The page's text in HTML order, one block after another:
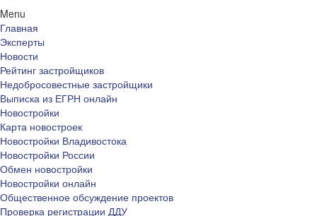
Menu
Главная
Эксперты
Новости
Рейтинг застройщиков
Недобросовестные застройщики
Выписка из ЕГРН онлайн
Новостройки
Карта новостроек
Новостройки Владивостока
Новостройки России
Обмен новостройки
Новостройки онлайн
Общественное обсуждение проектов
Проверка регистрации ДДУ